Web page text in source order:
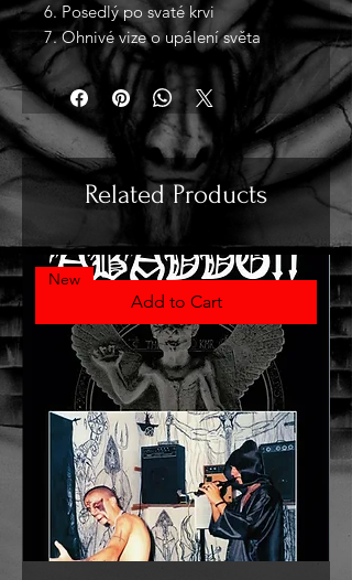
6. Posedlý po svaté krvi
7. Ohnivé vize o upálení světa
Related Products
Add to Cart
New